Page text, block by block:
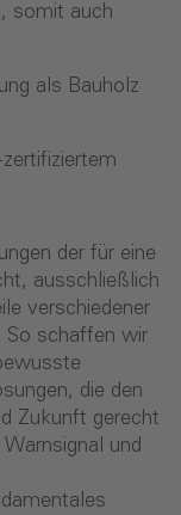
somit auch
als Bauholz
der für eine
ausschließlich
verschiedener
So schaffen wir
die den
Zukunft gerecht
und